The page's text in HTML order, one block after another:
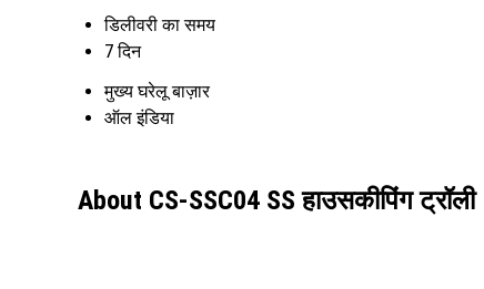
डिलीवरी का समय
7 दिन
मुख्य घरेलू बाज़ार
ऑल इंडिया
About CS-SSC04 SS हाउसकीपिंग ट्रॉली